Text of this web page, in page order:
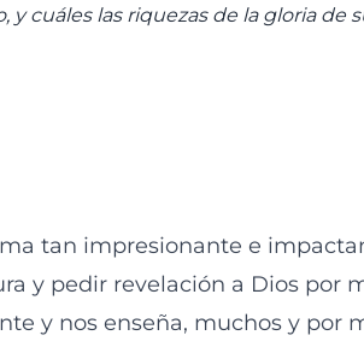
y cuáles las riquezas de la gloria de
tan impresionante e
y pedir revelación a Dios por
y nos enseña, muchos y por